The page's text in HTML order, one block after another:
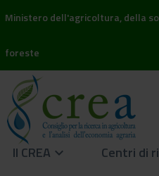
Ministero dell'agricoltura, della
foreste
Il CREA keyboard_arrow_down Centri di